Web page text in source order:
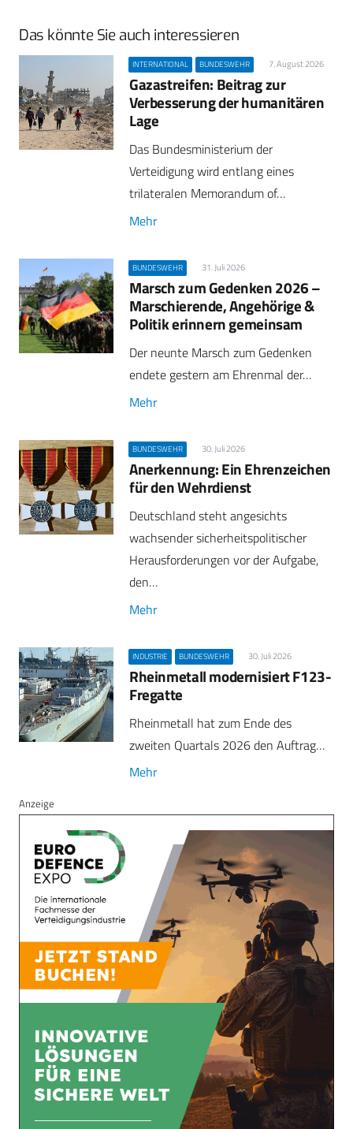
Das könnte Sie auch interessieren
INTERNATIONAL BUNDESWEHR 7. August 2026
Gazastreifen: Beitrag zur
Verbesserung der humanitären
Lage
Das Bundesministerium der
Verteidigung wird entlang eines
trilateralen Memorandum of…
Mehr
BUNDESWEHR 31. Juli 2026
Marsch zum Gedenken 2026 –
Marschierende, Angehörige &
Politik erinnern gemeinsam
Der neunte Marsch zum Gedenken
endete gestern am Ehrenmal der…
Mehr
BUNDESWEHR 30. Juli 2026
Anerkennung: Ein Ehrenzeichen
für den Wehrdienst
Deutschland steht angesichts
wachsender sicherheitspolitischer
Herausforderungen vor der Aufgabe,
den…
Mehr
INDUSTRIE BUNDESWEHR 30. Juli 2026
Rheinmetall modernisiert F123-
Fregatte
Rheinmetall hat zum Ende des
zweiten Quartals 2026 den Auftrag…
Mehr
Anzeige